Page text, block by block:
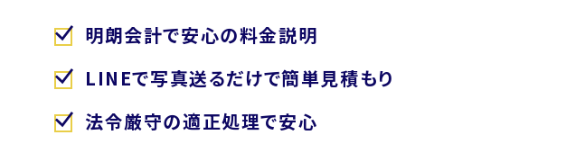
明朗会計で安心の料金説明
LINEで写真送るだけで簡単見積もり
法令厳守の適正処理で安心